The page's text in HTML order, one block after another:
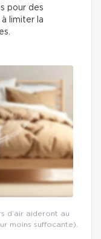
pour des
limiter la
d’air aideront au
moins suffocante).